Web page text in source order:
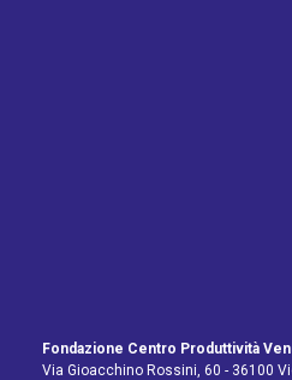
Fondazione Centro Produttività
Via Gioacchino Rossini, 60 - 36100